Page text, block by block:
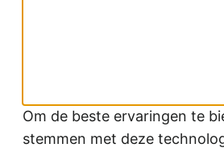
Om de beste ervaringen te
stemmen met deze